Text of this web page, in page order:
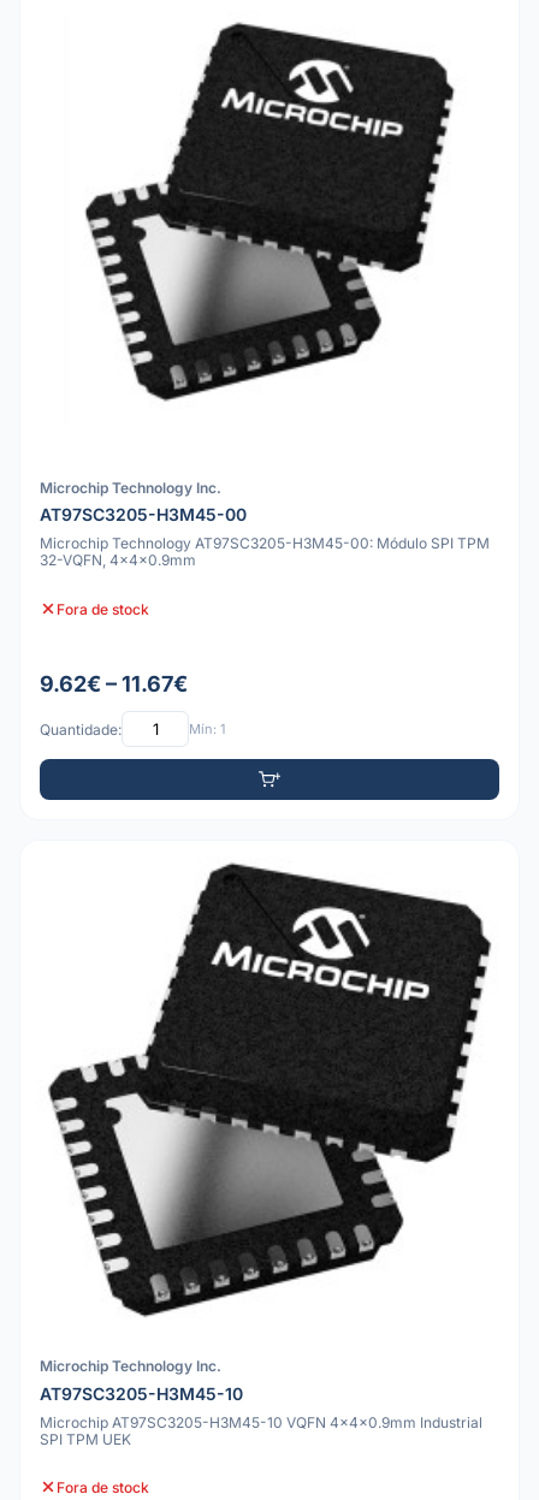
Microchip Technology Inc.
AT97SC3205-H3M45-00
Microchip Technology AT97SC3205-H3M45-00: Módulo SPI TPM
32-VQFN, 4x4x0.9mm
Fora de stock
9.62€ – 11.67€
Quantidade: Mín: 1
Microchip Technology Inc.
AT97SC3205-H3M45-10
Microchip AT97SC3205-H3M45-10 VQFN 4x4x0.9mm Industrial
SPI TPM UEK
Fora de stock